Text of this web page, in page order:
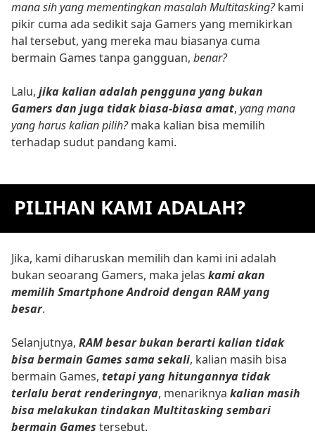
mana sih yang mementingkan masalah Multitasking?kami
pikir cuma ada sedikit saja Gamers yang memikirkan
hal tersebut, yang mereka mau biasanya cuma
bermain Games tanpa gangguan, benar?
Lalu, jika kalian adalah pengguna yang bukan
Gamers dan juga tidak biasa-biasa amat, yang mana
yang harus kalian pilih?maka kalian bisa memilih
terhadap sudut pandang kami.
PILIHAN KAMI ADALAH?
Jika, kami diharuskan memilih dan kami ini adalah
bukan seoarang Gamers, maka jelas kami akan
memilih Smartphone Android dengan RAM yang
besar.
Selanjutnya, RAM besar bukan berarti kalian tidak
bisa bermain Games sama sekali, kalian masih bisa
bermain Games, tetapi yang hitungannya tidak
terlalu berat renderingnya, menariknya kalian masih
bisa melakukan tindakan Multitasking sembari
bermain Games tersebut.